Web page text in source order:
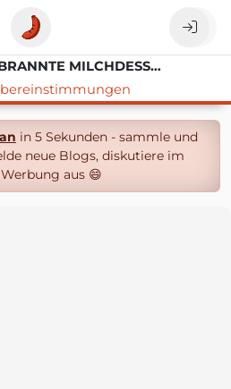
KAZANDIBI GEBRANNTE MILCHDESSERT
in 5 Sekunden - sammle und
neue Blogs, diskutiere im
aus 😄